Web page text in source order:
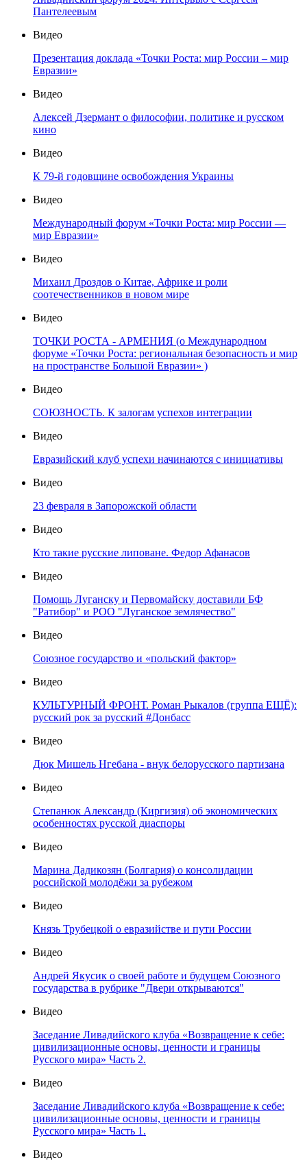
Пантелеевым
Видео
Презентация доклада «Точки Роста: мир России – мир
Евразии»
Видео
Алексей Дзермант о философии, политике и русском
кино
Видео
К 79-й годовщине освобождения Украины
Видео
Международный форум «Точки Роста: мир России —
мир Евразии»
Видео
Михаил Дроздов о Китае, Африке и роли
соотечественников в новом мире
Видео
ТОЧКИ РОСТА - АРМЕНИЯ (о Международном
форуме «Точки Роста: региональная безопасность и мир
на пространстве Большой Евразии» )
Видео
СОЮЗНОСТЬ. К залогам успехов интеграции
Видео
Евразийский клуб успехи начинаются с инициативы
Видео
23 февраля в Запорожской области
Видео
Кто такие русские липоване. Федор Афанасов
Видео
Помощь Луганску и Первомайску доставили БФ
"Ратибор" и РОО "Луганское землячество"
Видео
Союзное государство и «польский фактор»
Видео
КУЛЬТУРНЫЙ ФРОНТ. Роман Рыкалов (группа ЕЩЁ):
русский рок за русский #Донбасс
Видео
Дюк Мишель Нгебана - внук белорусского партизана
Видео
Степанюк Александр (Киргизия) об экономических
особенностях русской диаспоры
Видео
Марина Дадикозян (Болгария) о консолидации
российской молодёжи за рубежом
Видео
Князь Трубецкой о евразийстве и пути России
Видео
Андрей Якусик о своей работе и будущем Союзного
государства в рубрике "Двери открываются"
Видео
Заседание Ливадийского клуба «Возвращение к себе:
цивилизационные основы, ценности и границы
Русского мира» Часть 2.
Видео
Заседание Ливадийского клуба «Возвращение к себе:
цивилизационные основы, ценности и границы
Русского мира» Часть 1.
Видео